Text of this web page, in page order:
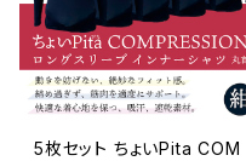
5枚セット ちょいPita COM